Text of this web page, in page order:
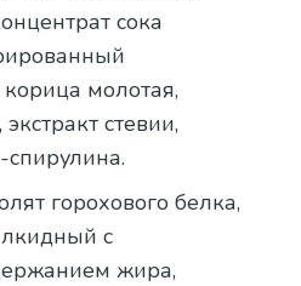
сока
молотая,
стевии,
горохового белка,
с
жира,